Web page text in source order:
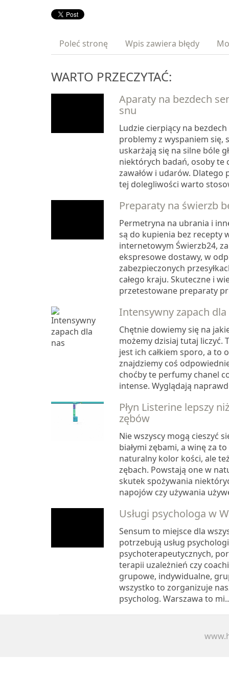
Poleć stronę Wpis zawiera błędy
WARTO PRZECZYTAĆ:
Aparaty na bezdech
snu
Ludzie cierpiący na
problemy z wyspaniem się,
uskarżają się na silne bóle
niektórych badań, osoby te
zawałów i udarów. Dlatego
tej dolegliwości warto
Preparaty na świerzb
Permetryna na ubrania i
są do kupienia bez recepty
internetowym Świerzb24,
ekspresowe dostawy, w
zabezpieczonych
całego kraju. Skuteczne i
przetestowane preparaty
Intensywny zapach dla
Chętnie dowiemy się na
możemy dzisiaj tutaj liczyć.
jest ich całkiem sporo, a to
znajdziemy coś
choćby te perfumy chanel
intense. Wyglądają
Płyn Listerine lepszy
zębów
Nie wszyscy mogą cieszyć
białymi zębami, a winę za
naturalny kolor kości, ale
zębach. Powstają one w
skutek spożywania
napojów czy używania
Usługi psychologa w
Sensum to miejsce dla
potrzebują usług
psychoterapeutycznych,
terapii uzależnień czy
grupowe, indywidualne,
wszystko to zorganizuje
psycholog. Warszawa to